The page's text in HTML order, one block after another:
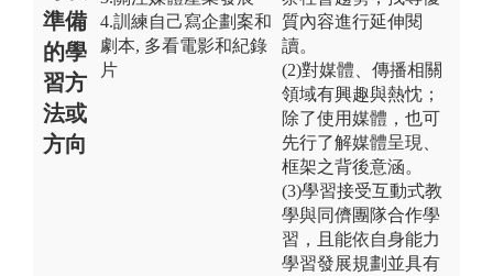
準備
的學
習方
法或
方向
4.訓練自己寫企劃案和
劇本, 多看電影和紀錄
片
質內容進行延伸閱
讀。
(2)對媒體、傳播相關
領域有興趣與熱忱；
除了使用媒體，也可
先行了解媒體呈現、
框架之背後意涵。
(3)學習接受互動式教
學與同儕團隊合作學
習，且能依自身能力
學習發展規劃並具有